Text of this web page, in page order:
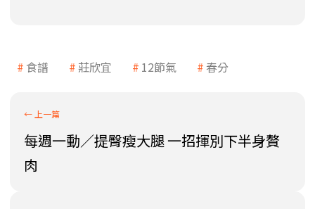
食譜 莊欣宜 12節氣 春分
每週一動／提臀瘦大腿 一招揮別下半身贅
肉